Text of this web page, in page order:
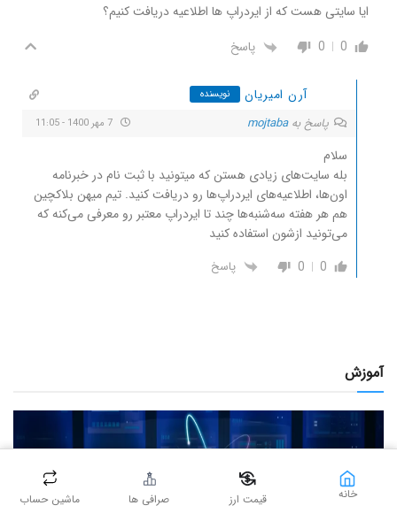
ایا سایتی هست که از ایردراپ ها اطلاعیه دریافت کنیم؟
0
0 پاسخ
آرن امیریان نویسنده
پاسخ بهmojtaba
سلام
بله سایت‌های زیادی هستن که میتونید با ثبت نام در خبرنامه
اون‌ها، اطلاعیه‌های ایردراپ‌ها رو دریافت کنید. تیم میهن بلاکچین
هم هر هفته سه‌شنبه‌ها چند تا ایردراپ معتبر رو معرفی می‌کنه که
می‌تونید ازشون استفاده کنید
0
0 پاسخ
آموزش
خانه قیمت ارز صرافی ها ماشین حساب